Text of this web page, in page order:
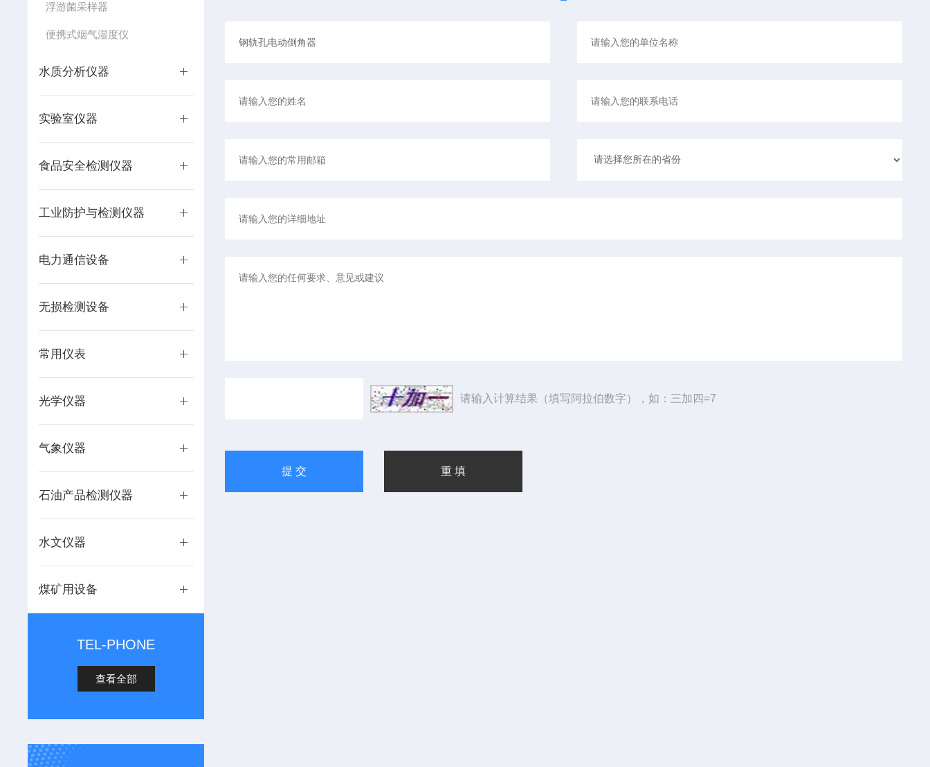
浮游菌采样器
便携式烟气湿度仪
水质分析仪器
实验室仪器
食品安全检测仪器
工业防护与检测仪器
电力通信设备
无损检测设备
常用仪表
光学仪器
气象仪器
石油产品检测仪器
水文仪器
煤矿用设备
TEL-PHONE
查看全部
请输入计算结果（填写阿拉伯数字），如：三加四=7